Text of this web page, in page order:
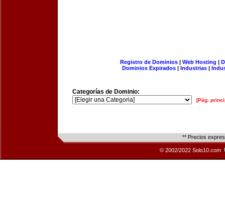
Registro de Dominios| Web Hosting |
Dominios Expirados | Industrias |
Categorías de Dominio:
[Pág.
** Precios
© 2002/2022 Solo10.com